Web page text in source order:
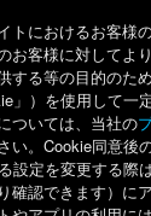
トにおけるお客様
お客様に対してよ
する等の目的のた
」）を使用して一
ついては、当社の
い。Cookie同意後
設定を変更する際
確認できます）に